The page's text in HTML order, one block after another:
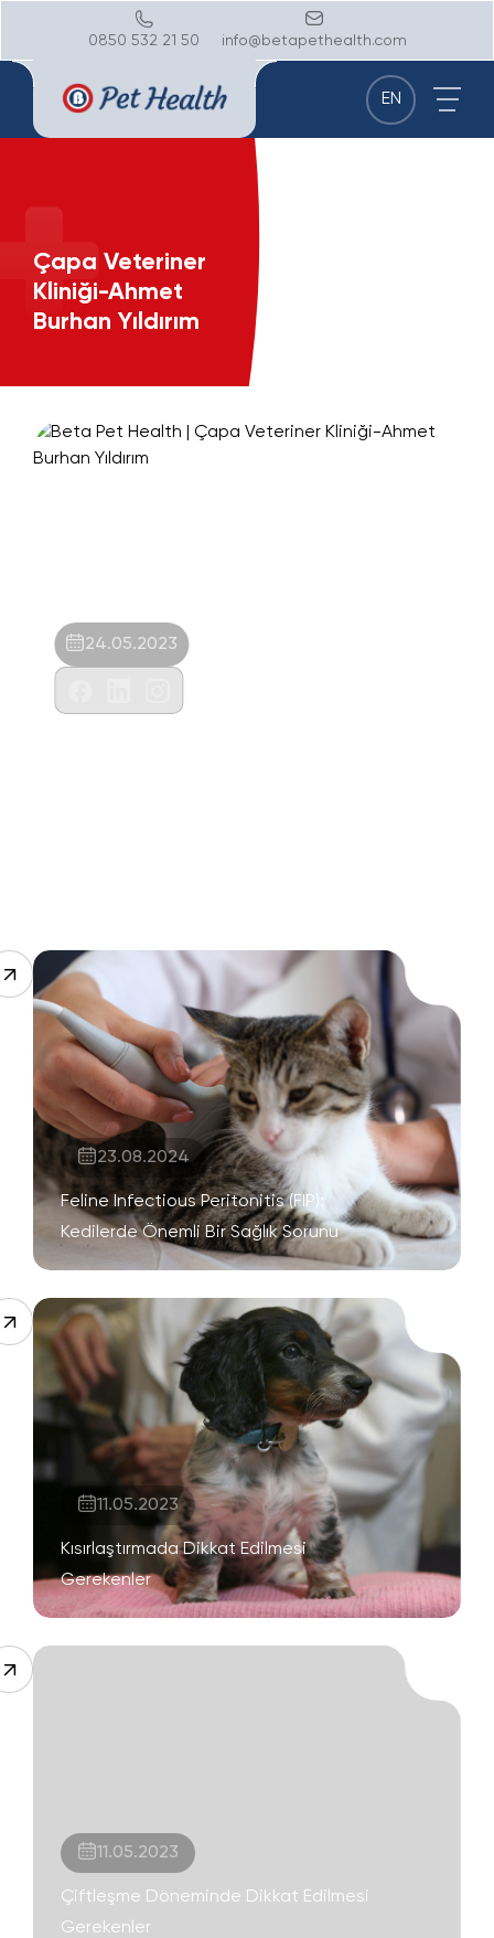
0850 532 21 50 info@betapethealth.com
EN
Çapa Veteriner
Kliniği-Ahmet
Burhan Yıldırım
24.05.2023
23.08.2024
Feline Infectious Peritonitis (FIP):
Kedilerde Önemli Bir Sağlık Sorunu
11.05.2023
Kısırlaştırmada Dikkat Edilmesi
Gerekenler
11.05.2023
Çiftleşme Döneminde Dikkat Edilmesi
Gerekenler